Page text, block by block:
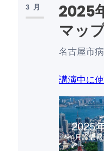
3月
2025
マッ
名古屋市
講演中に